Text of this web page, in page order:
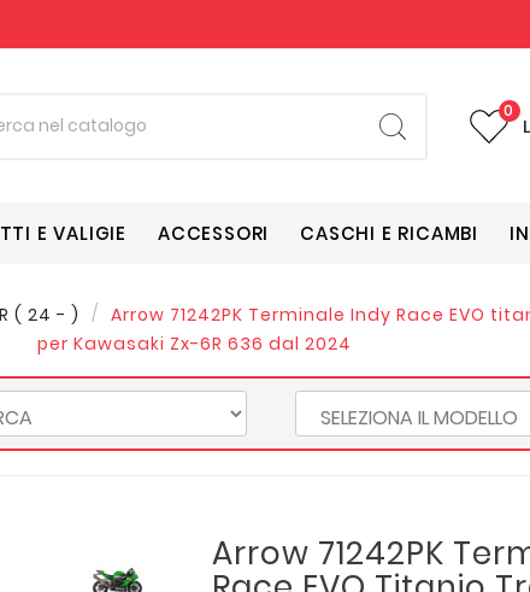
0
E VALIGIE ACCESSORI CASCHI E RICAMBI
( 24 - )
Arrow 71242PK Terminale Indy Race EVO
per Kawasaki Zx-6R 636 dal 2024
Arrow 71242PK